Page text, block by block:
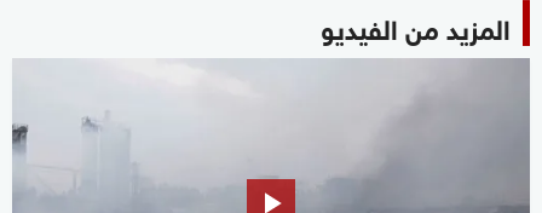
المزيد من الفيديو